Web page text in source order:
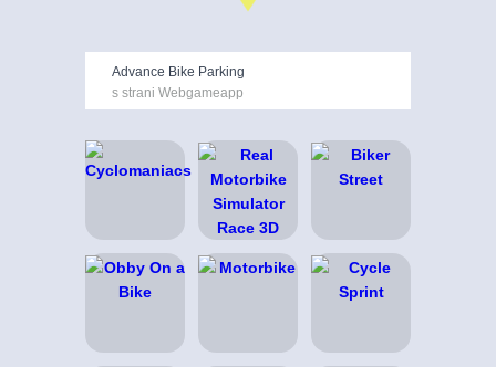
Advance Bike Parking
s strani Webgameapp